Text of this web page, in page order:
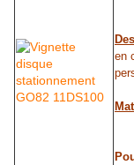
en